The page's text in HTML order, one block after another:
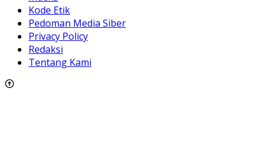
Kode Etik
Pedoman Media Siber
Privacy Policy
Redaksi
Tentang Kami